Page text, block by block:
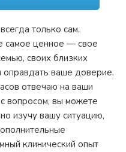
только сам.
самое ценное — свое
своих близких
ваше доверие.
отвечаю на ваши
вопросом, вы можете
изучу вашу ситуацию,
клинический опыт